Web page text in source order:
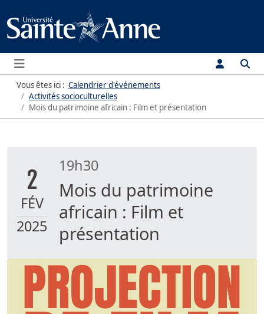
Menu
Vous êtes ici : Calendrier d'événements
Activités socioculturelles
Mois du patrimoine africain : Film et présentation
2
FÉV
2025
19h30
Mois du patrimoine
africain : Film et
présentation